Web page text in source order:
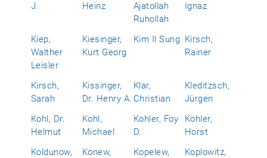
J.
Heinz
Ajatollah
Ruhollah
Ignaz
Kiep,
Walther
Leisler
Kiesinger,
Kurt Georg
Kim Il Sung Kirsch,
Rainer
Kirsch,
Sarah
Kissinger,
Dr. Henry A.
Klar,
Christian
Kleditzsch,
Jürgen
Kohl, Dr.
Helmut
Kohl,
Michael
Kohler, Foy
D.
Köhler,
Horst
Koldunow,
Konew,
Kopelew,
Koplowitz,